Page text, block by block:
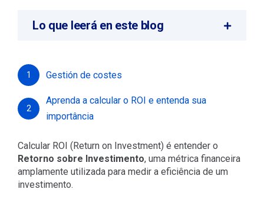
Calcular ROI (Return on Investment) é entender o
Retorno sobre Investimento, uma métrica financeira
amplamente utilizada para medir a eficiência de um
investimento.
Lo que leerá en este blog
1 Gestión de costes
2
Aprenda a calcular o ROI e entenda sua
importância